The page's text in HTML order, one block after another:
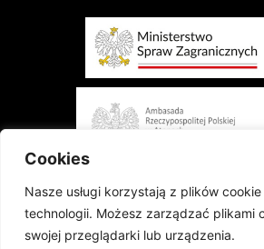
Cookies
Nasze usługi korzystają z plików
technologii. Możesz zarządzać plikami
swojej przeglądarki lub urządzenia.